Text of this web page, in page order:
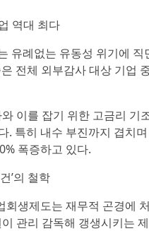
역대 최다
유례없는 유동성 위기에
은 전체 외부감사 대상 기
이를 잡기 위한 고금리
. 특히 내수 부진까지 겹
폭증하고 있다.
’의 철학
회생제도는 재무적 곤경에
관리 감독해 갱생시키는